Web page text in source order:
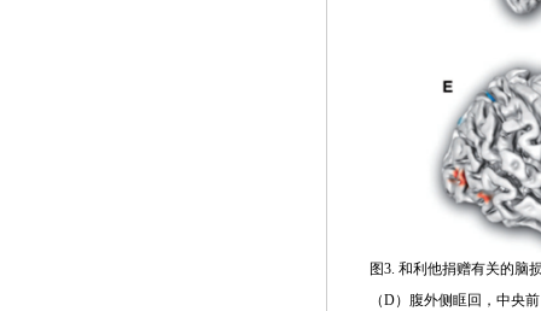
图3. 和利他捐赠有关的脑
（D）腹外侧眶回，中央